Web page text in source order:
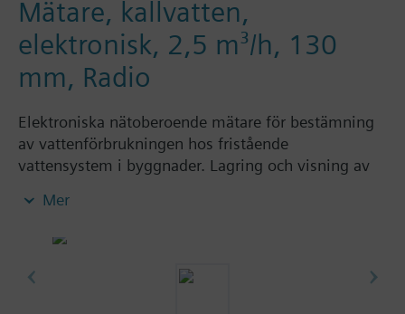
Mätare, kallvatten,
elektronisk, 2,5 m³/h, 130
mm, Radio
Elektroniska nätoberoende mätare för bestämning
av vattenförbrukningen hos fristående
vattensystem i byggnader. Lagring och visning av
inställbart avräkningsdatum. Finns som
eller 2,5 m³/h.
Mer